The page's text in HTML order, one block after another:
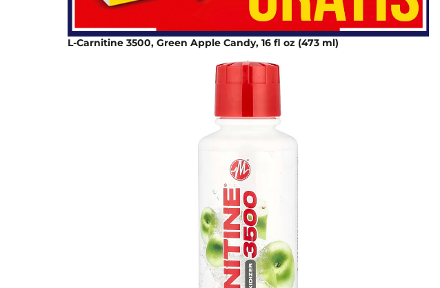
L-Carnitine 3500, Green Apple Candy, 16 fl oz (473 ml)